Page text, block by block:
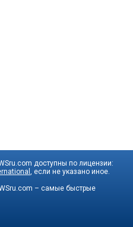
доступны по лицензии:
, если не указано иное.
– самые быстрые